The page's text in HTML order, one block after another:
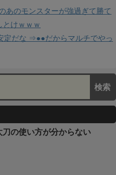
あのモンスターが強過ぎて勝て
けｗｗｗ
定だな ⇒●●だからマルチでやっ
刀の使い方が分からない